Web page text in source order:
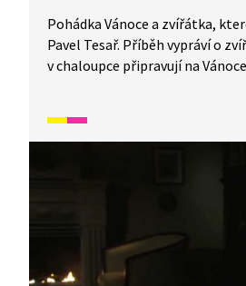
Pohádka Vánoce a zvířátka,
Pavel Tesař. Příběh vypráví o
v chaloupce připravují na